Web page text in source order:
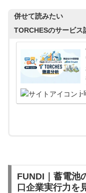
併せて読みたい
TORCHESのサービス
j-
FUNDI｜蓄電池
口企業実行力を